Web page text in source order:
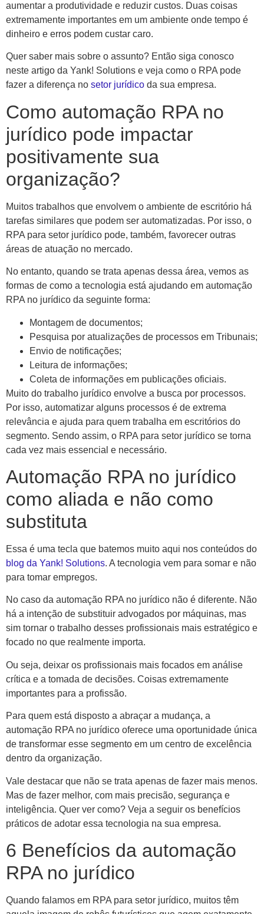
aumentar a produtividade e reduzir custos. Duas coisas
extremamente importantes em um ambiente onde tempo é
dinheiro e erros podem custar caro.
Quer saber mais sobre o assunto? Então siga conosco
neste artigo da Yank! Solutions e veja como o RPA pode
fazer a diferença no setor jurídico da sua empresa.
Como automação RPA no
jurídico pode impactar
positivamente sua
organização?
Muitos trabalhos que envolvem o ambiente de escritório há
tarefas similares que podem ser automatizadas. Por isso, o
RPA para setor jurídico pode, também, favorecer outras
áreas de atuação no mercado.
No entanto, quando se trata apenas dessa área, vemos as
formas de como a tecnologia está ajudando em automação
RPA no jurídico da seguinte forma:
Montagem de documentos;
Pesquisa por atualizações de processos em Tribunais;
Envio de notificações;
Leitura de informações;
Coleta de informações em publicações oficiais.
Muito do trabalho jurídico envolve a busca por processos.
Por isso, automatizar alguns processos é de extrema
relevância e ajuda para quem trabalha em escritórios do
segmento. Sendo assim, o RPA para setor jurídico se torna
cada vez mais essencial e necessário.
Automação RPA no jurídico
como aliada e não como
substituta
Essa é uma tecla que batemos muito aqui nos conteúdos do
blog da Yank! Solutions. A tecnologia vem para somar e não
para tomar empregos.
No caso da automação RPA no jurídico não é diferente. Não
há a intenção de substituir advogados por máquinas, mas
sim tornar o trabalho desses profissionais mais estratégico e
focado no que realmente importa.
Ou seja, deixar os profissionais mais focados em análise
crítica e a tomada de decisões. Coisas extremamente
importantes para a profissão.
Para quem está disposto a abraçar a mudança, a
automação RPA no jurídico oferece uma oportunidade única
de transformar esse segmento em um centro de excelência
dentro da organização.
Vale destacar que não se trata apenas de fazer mais menos.
Mas de fazer melhor, com mais precisão, segurança e
inteligência. Quer ver como? Veja a seguir os benefícios
práticos de adotar essa tecnologia na sua empresa.
6 Benefícios da automação
RPA no jurídico
Quando falamos em RPA para setor jurídico, muitos têm